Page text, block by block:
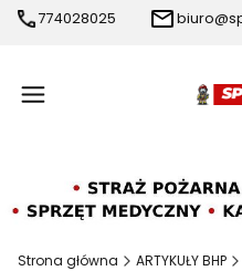
774028025
Strona główna ARTYKUŁY BHP